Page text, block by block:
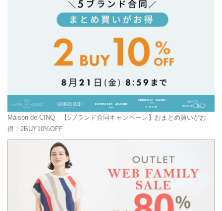
Maison de CINQ 【5ブランド合同キャンペーン】おまとめ買いがお
得！2BUY10%OFF